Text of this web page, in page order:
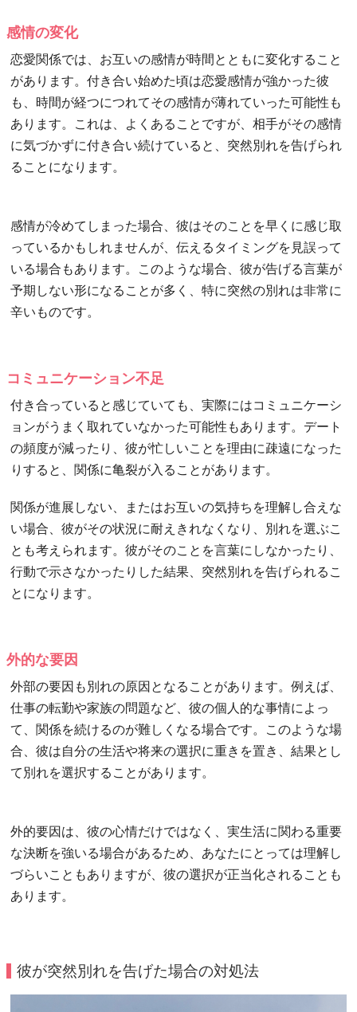
感情の変化
恋愛関係では、お互いの感情が時間とともに変化すること
があります。付き合い始めた頃は恋愛感情が強かった彼
も、時間が経つにつれてその感情が薄れていった可能性も
あります。これは、よくあることですが、相手がその感情
に気づかずに付き合い続けていると、突然別れを告げられ
ることになります。
感情が冷めてしまった場合、彼はそのことを早くに感じ取
っているかもしれませんが、伝えるタイミングを見誤って
いる場合もあります。このような場合、彼が告げる言葉が
予期しない形になることが多く、特に突然の別れは非常に
辛いものです。
コミュニケーション不足
付き合っていると感じていても、実際にはコミュニケーシ
ョンがうまく取れていなかった可能性もあります。デート
の頻度が減ったり、彼が忙しいことを理由に疎遠になった
りすると、関係に亀裂が入ることがあります。
関係が進展しない、またはお互いの気持ちを理解し合えな
い場合、彼がその状況に耐えきれなくなり、別れを選ぶこ
とも考えられます。彼がそのことを言葉にしなかったり、
行動で示さなかったりした結果、突然別れを告げられるこ
とになります。
外的な要因
外部の要因も別れの原因となることがあります。例えば、
仕事の転勤や家族の問題など、彼の個人的な事情によっ
て、関係を続けるのが難しくなる場合です。このような場
合、彼は自分の生活や将来の選択に重きを置き、結果とし
て別れを選択することがあります。
外的要因は、彼の心情だけではなく、実生活に関わる重要
な決断を強いる場合があるため、あなたにとっては理解し
づらいこともありますが、彼の選択が正当化されることも
あります。
彼が突然別れを告げた場合の対処法